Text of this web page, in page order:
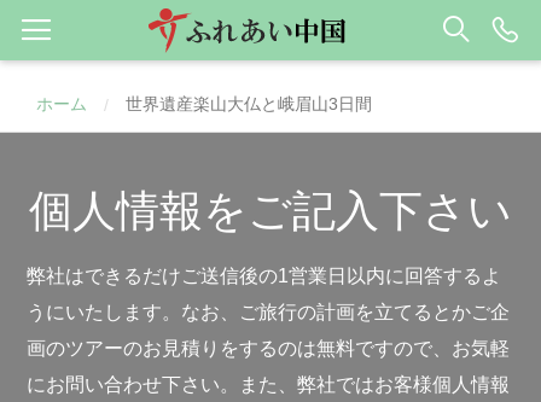
ホーム / 世界遺産楽山大仏と峨眉山3日間
個人情報をご記入下さい
弊社はできるだけご送信後の1営業日以内に回答するよ
うにいたします。なお、ご旅行の計画を立てるとかご企
画のツアーのお見積りをするのは無料ですので、お気軽
にお問い合わせ下さい。また、弊社ではお客様個人情報